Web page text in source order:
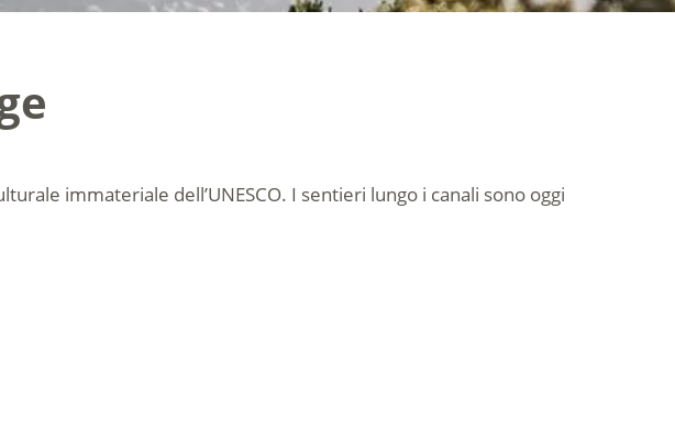
immateriale dell’UNESCO. I sentieri lungo i canali sono oggi